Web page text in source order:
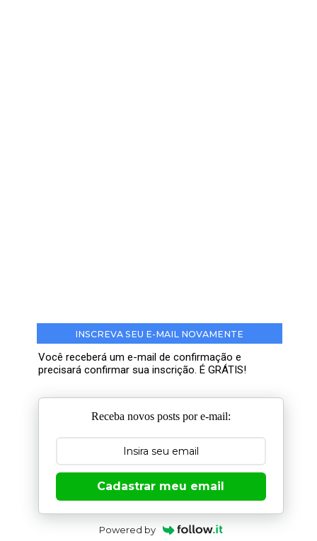
INSCREVA SEU E-MAIL NOVAMENTE
Você receberá um e-mail de confirmação e
precisará confirmar sua inscrição. É GRÁTIS!
Receba novos posts por e-mail:
Cadastrar meu email
Powered by